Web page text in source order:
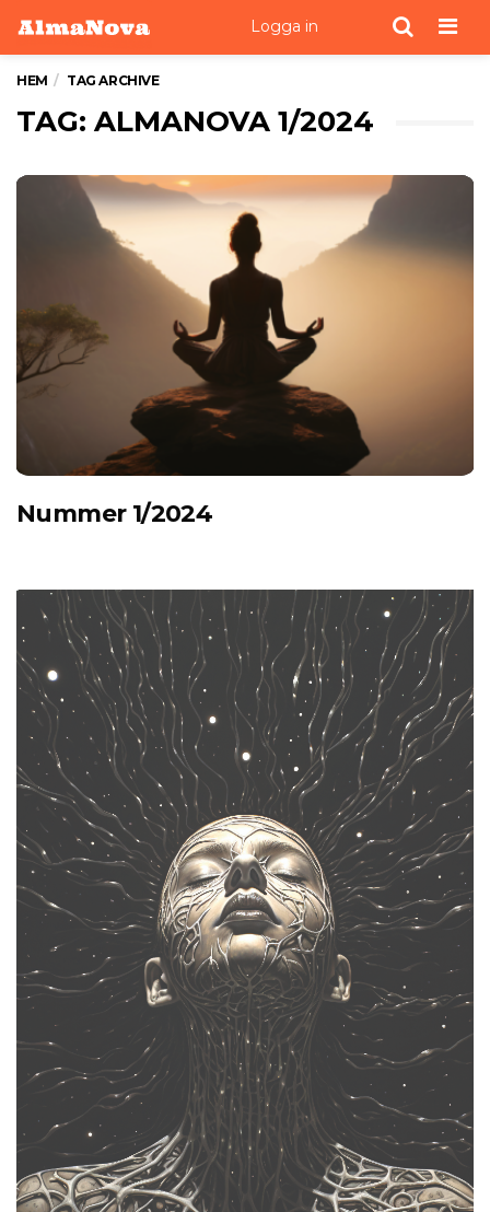
Logga in
HEM TAG ARCHIVE
TAG: ALMANOVA 1/2024
Nummer 1/2024